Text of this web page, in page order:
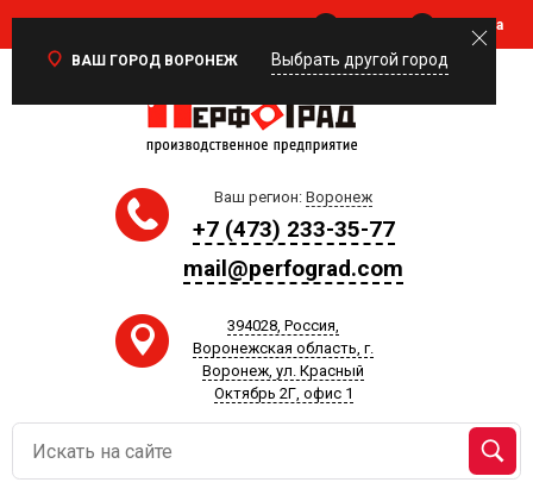
Корзина
ВАШ ГОРОД ВОРОНЕЖ Выбрать другой город
Ваш регион: Воронеж
+7 (473) 233-35-77
mail@perfograd.com
394028, Россия,
Воронежская область, г.
Воронеж, ул. Красный
Октябрь 2Г, офис 1